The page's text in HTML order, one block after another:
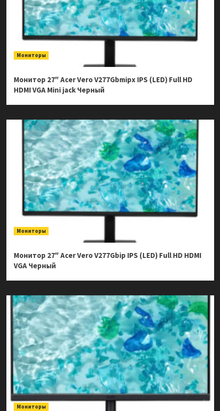
Мониторы
Монитор 27″ Acer Vero V277Gbmipx IPS (LED) Full HD
HDMI VGA Mini jack Черный
Мониторы
Монитор 27″ Acer Vero V277Gbip IPS (LED) Full HD HDMI
VGA Черный
Мониторы